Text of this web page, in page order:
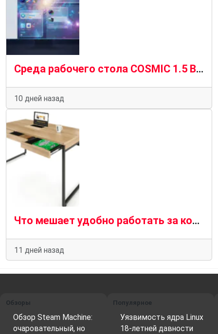
Среда рабочего стола COSMIC 1.5 Выпущена с различными улучшениями
10 дней назад
Что мешает удобно работать за компьютером и при чём тут стол
11 дней назад
Обзоры
Обзор Steam Machine:
очаровательный, но
Популярное
Уязвимость ядра Linux
18-летней давности